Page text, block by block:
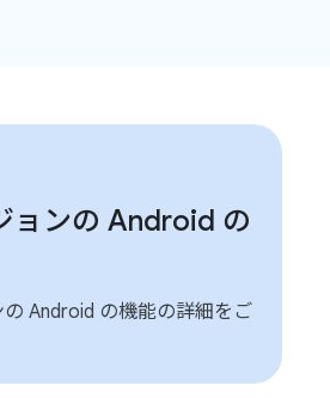
ョンの Android の
Android の機能の詳細をご